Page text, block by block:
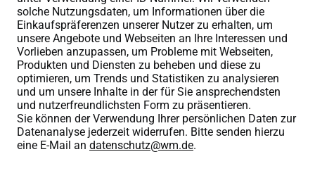
solche Nutzungsdaten, um Informationen über die
Einkaufspräferenzen unserer Nutzer zu erhalten, um
unsere Angebote und Webseiten an Ihre Interessen und
Vorlieben anzupassen, um Probleme mit Webseiten,
Produkten und Diensten zu beheben und diese zu
optimieren, um Trends und Statistiken zu analysieren
und um unsere Inhalte in der für Sie ansprechendsten
und nutzerfreundlichsten Form zu präsentieren.
Sie können der Verwendung Ihrer persönlichen Daten zur
Datenanalyse jederzeit widerrufen. Bitte senden hierzu
eine E-Mail an datenschutz@wm.de.